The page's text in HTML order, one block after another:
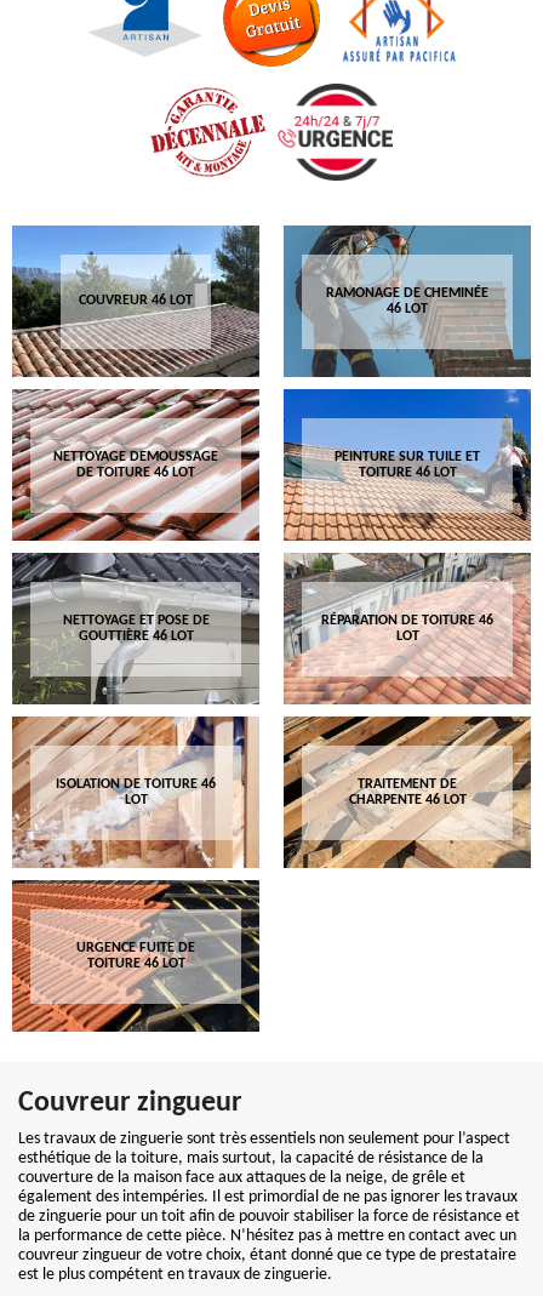
COUVREUR 46 LOT
RAMONAGE DE CHEMINÉE
46 LOT
NETTOYAGE DEMOUSSAGE
DE TOITURE 46 LOT
PEINTURE SUR TUILE ET
TOITURE 46 LOT
NETTOYAGE ET POSE DE
GOUTTIÈRE 46 LOT
RÉPARATION DE TOITURE 46
LOT
ISOLATION DE TOITURE 46
LOT
TRAITEMENT DE
CHARPENTE 46 LOT
URGENCE FUITE DE
TOITURE 46 LOT
Couvreur zingueur
Les travaux de zinguerie sont très essentiels non seulement pour l’aspect
esthétique de la toiture, mais surtout, la capacité de résistance de la
couverture de la maison face aux attaques de la neige, de grêle et
également des intempéries. Il est primordial de ne pas ignorer les travaux
de zinguerie pour un toit afin de pouvoir stabiliser la force de résistance et
la performance de cette pièce. N’hésitez pas à mettre en contact avec un
couvreur zingueur de votre choix, étant donné que ce type de prestataire
est le plus compétent en travaux de zinguerie.